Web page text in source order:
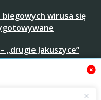
wirusa się
„drugie Jakuszyce”